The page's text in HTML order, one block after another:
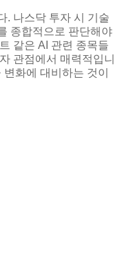
. 나스닥 투자 시 기술
종합적으로 판단해야
같은 AI 관련 종목들
관점에서 매력적입니
화에 대비하는 것이